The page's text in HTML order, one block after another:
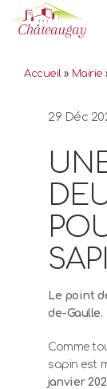
Accueil» Mairie
29 Déc
Le point
de-Gaulle.
Comme
sapin est
janvier